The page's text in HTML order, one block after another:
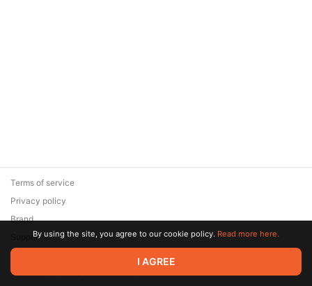
© 2026 Zaya Solutions Limited. All rights reserved. All trademarks
are the property of their respective owners.
Terms of service
Privacy policy
Brand
SupportBy using the site, you agree to our cookie policy. Read more here.
I AGREE